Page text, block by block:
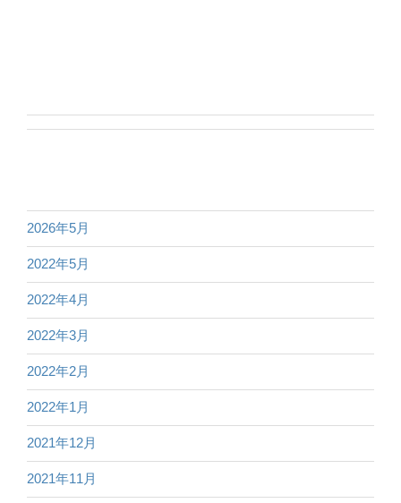
2026年5月
2022年5月
2022年4月
2022年3月
2022年2月
2022年1月
2021年12月
2021年11月